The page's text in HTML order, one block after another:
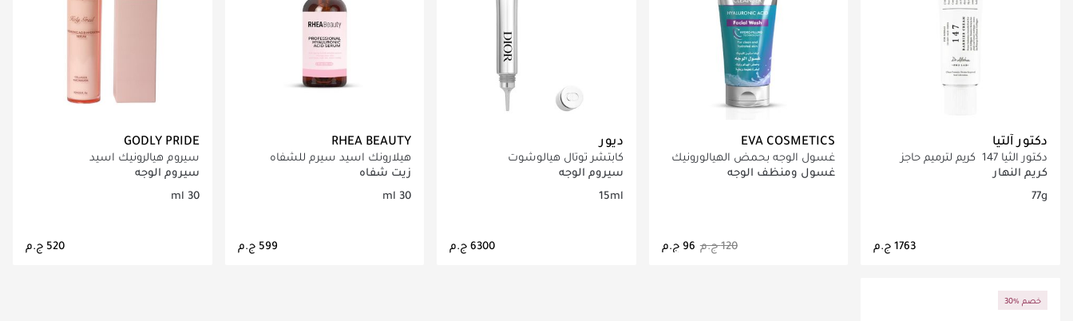
دكتور آلتيا
دكتور الثيا 147 كريم لترميم حاجز
البشرة
كريم النهار
77g
EVA COSMETICS
غسول الوجه بحمض الهيالورونيك
من إيفا سكين كلينيك 160مل
غسول ومنظف الوجه
⁦120⁩ ج.م
ديور
كابتشر توتال هيالوشوت
سيروم الوجه
15ml
RHEA BEAUTY
هيلارونك اسيد سيرم للشفاه
زيت شفاه
30 ml
GODLY PRIDE
سيروم هيالرونيك اسيد
سيروم الوجه
30 ml
30% خصم